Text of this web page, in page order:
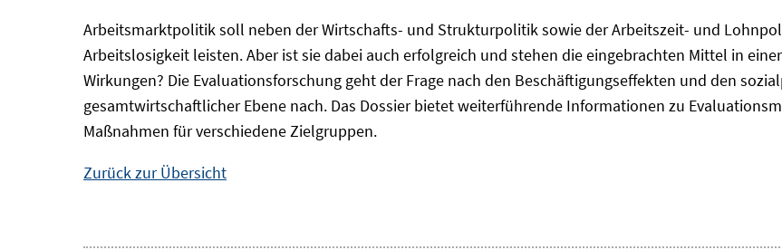
Arbeitsmarktpolitik soll neben der Wirtschafts- und Strukturpolitik sowie der Arbeitszeit- und
Arbeitslosigkeit leisten. Aber ist sie dabei auch erfolgreich und stehen die eingebrachten Mittel in
Wirkungen? Die Evaluationsforschung geht der Frage nach den Beschäftigungseffekten und den
gesamtwirtschaftlicher Ebene nach. Das Dossier bietet weiterführende Informationen zu
Maßnahmen für verschiedene Zielgruppen.
Zurück zur Übersicht